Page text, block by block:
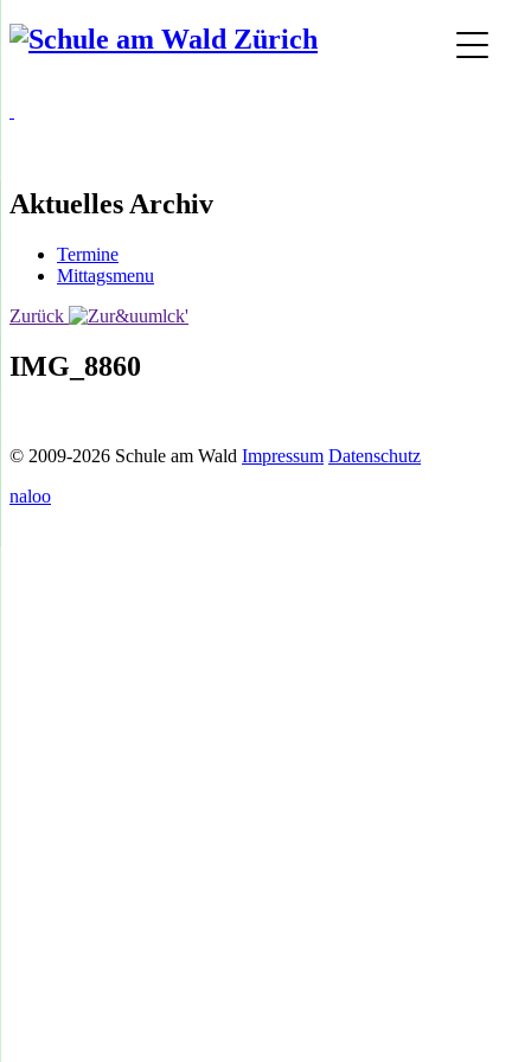
Aktuelles Archiv
Termine
Mittagsmenu
Zurück
IMG_8860
© 2009-2026 Schule am Wald Impressum Datenschutz
naloo